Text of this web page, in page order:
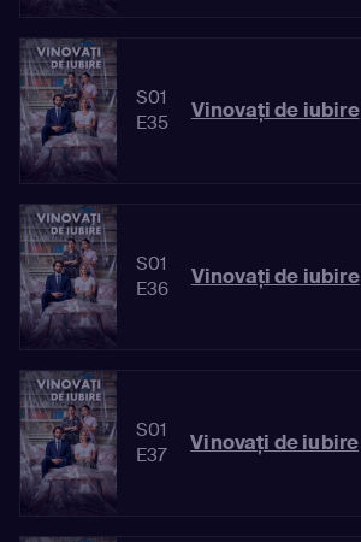
S01
E35
Vinovaţi de iubire
S01
E36
Vinovaţi de iubire
S01
E37
Vinovaţi de iubire